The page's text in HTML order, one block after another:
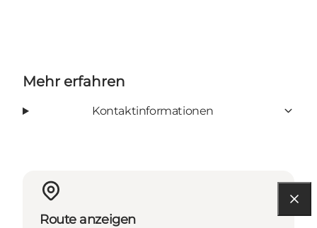
Mehr erfahren
Kontaktinformationen
Route anzeigen